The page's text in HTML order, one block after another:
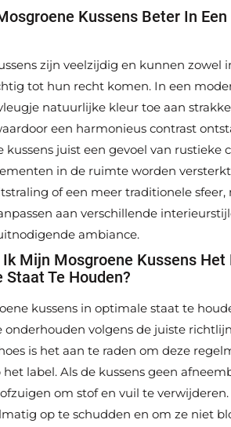
Kussens Beter In
zijn veelzijdig en kunnen zowel
tot hun recht komen. In een
natuurlijke kleur toe aan
een harmonieus contrast
kussens juist een gevoel van
in de ruimte worden
of een meer traditionele sfeer,
aan verschillende
ambiance.
Mijn Mosgroene Kussens Het
Staat Te Houden?
kussens in optimale staat te
volgens de juiste
is het aan te raden om deze
label. Als de kussens geen
om stof en vuil te
op te schudden en om ze niet